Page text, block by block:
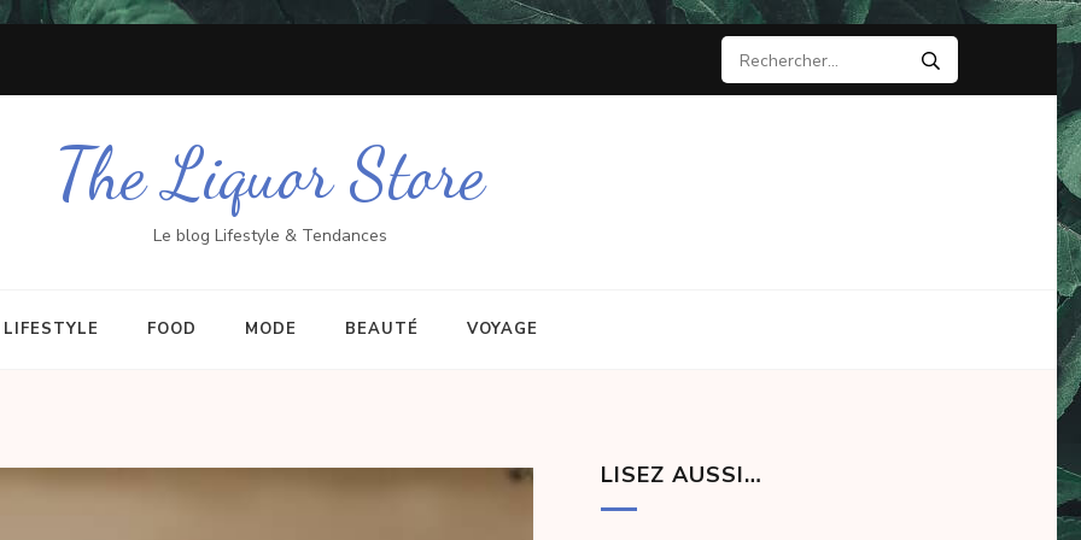
Rechercher :
The Liquor Store
Le blog Lifestyle & Tendances
LIFESTYLE FOOD MODE BEAUTÉ VOYAGE
LISEZ AUSSI…